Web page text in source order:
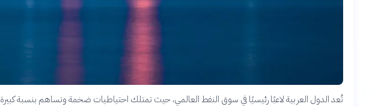
تُعد الدول العربية لاعبًا رئيسيًا في سوق النفط العالمي، حيث تمتلك احتياطيات ضخمة وتساهم بنسبة كبيرة